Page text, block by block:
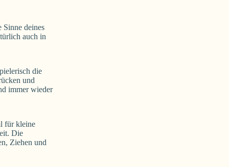
Sinne deines
auch in
die
und
immer wieder
für kleine
Die
Ziehen und